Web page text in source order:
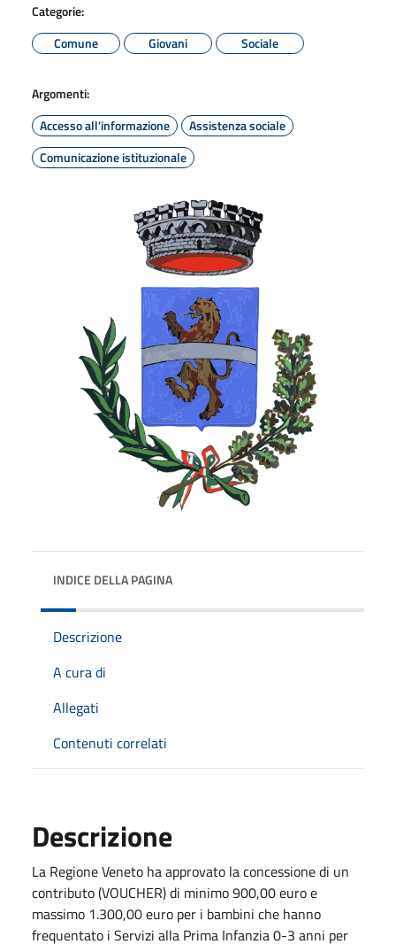
Categorie:
Comune
Giovani Sociale
Argomenti:
Accesso all'informazione
Assistenza sociale
Comunicazione istituzionale
INDICE DELLA PAGINA
Descrizione
A cura di
Allegati
Contenuti correlati
Descrizione
La Regione Veneto ha approvato la concessione di un
contributo (VOUCHER) di minimo 900,00 euro e
massimo 1.300,00 euro per i bambini che hanno
frequentato i Servizi alla Prima Infanzia 0-3 anni per